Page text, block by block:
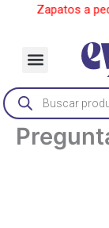
Zapatos a
Menu
Búsqueda
de
productos